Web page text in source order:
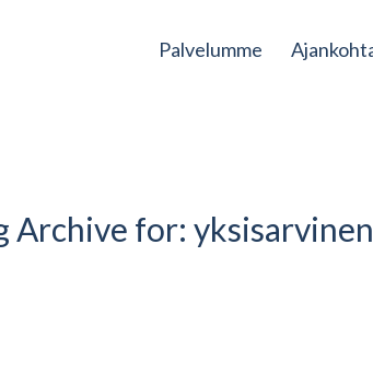
Palvelumme
Archive for: yksisarvinen